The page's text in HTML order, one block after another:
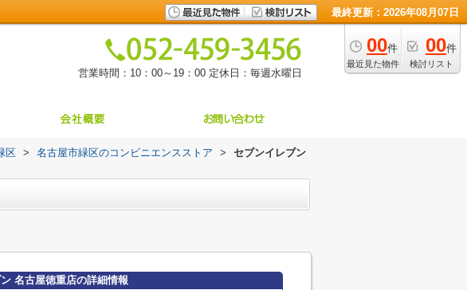
最終更新：2026年08月07日
00件
最近見た物件
00件
検討リスト
営業時間：10：00～19：00 定休日：毎週水曜日
区 > 名古屋市緑区のコンビニエンスストア >
セブンイレブン
名古屋徳重店の詳細情報